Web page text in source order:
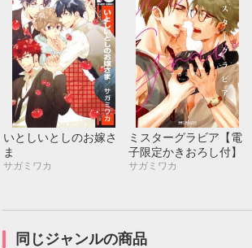
いとしいとしのお嫁さ
ま
サガミワカ
ミスターグラビア【電
子限定かきおろし付】
サガミワカ
同じジャンルの商品